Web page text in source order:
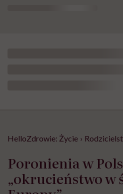
HelloZdrowie: Życie ›
Poronienia w
„okrucieństwo w